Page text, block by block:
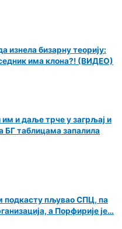
изнела бизарну теорију:
има клона?! (ВИДЕО)
и даље трче у загрљај и
БГ таблицама запалила
подкасту пљувао СПЦ, па
а Порфирије је…